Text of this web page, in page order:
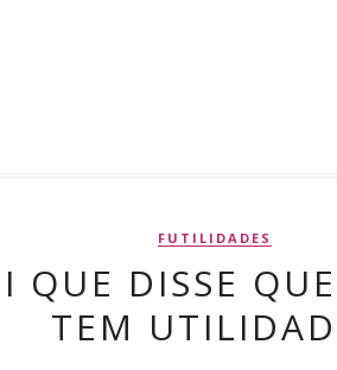
FUTILIDADES
QUE DISSE
TEM